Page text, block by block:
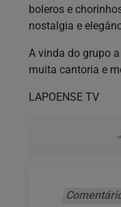
boleros e
nostalgia e
A vinda do grupo
muita cantoria e
LAPOENSE TV